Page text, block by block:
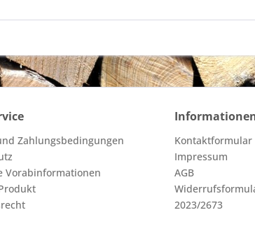
Zahlungsbedingungen
Vorabinformationen
Kontaktformular
Impressum
AGB
2023/2673